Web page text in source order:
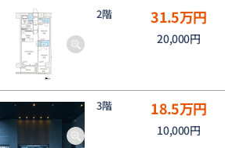
2階 31.5万円
20,000円
3階 18.5万円
10,000円